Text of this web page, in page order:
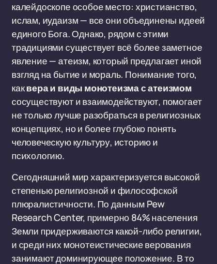
калейдоскопе особое место: христианство,
ислам, иудаизм — все они объединены идеей
единого Бога. Однако, рядом с этими
традициями существует всё более заметное
явление — атеизм, который предлагает иной
взгляд на бытие и мораль. Понимание того,
каквера и виды монотеизма с атеизмом
сосуществуют и взаимодействуют, помогает
не только лучше разобраться в религиозных
концепциях, но и более глубоко понять
человеческую культуру, историю и
психологию.
Сегодняшний мир характеризуется высокой
степенью религиозной и философской
плюралистичности. По данным Pew
Research Center, примерно 84% населения
Земли придерживаются какой-либо религии,
и среди них монотеистические верования
занимают доминирующее положение. В то